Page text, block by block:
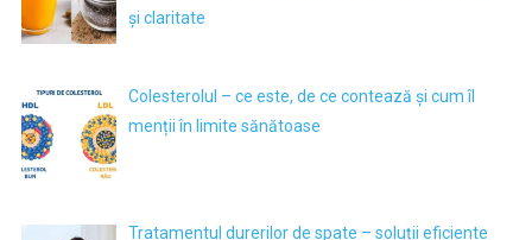
și claritate
Colesterolul – ce este, de ce contează și cum îl
menții în limite sănătoase
Tratamentul durerilor de spate – soluții eficiente